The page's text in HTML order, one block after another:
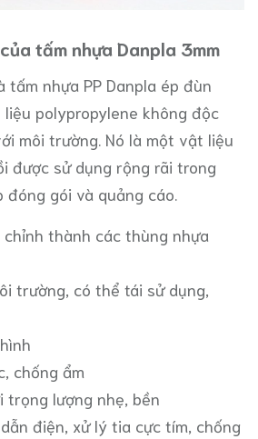
tấm nhựa Danpla 3mm
tấm nhựa PP Danpla ép đùn
polypropylene không độc
môi trường. Nó là một vật liệu
được sử dụng rộng rãi trong
đóng gói và quảng cáo.
thành các thùng nhựa
trường, có thể tái sử dụng,
chống ẩm
lượng nhẹ, bền
điện, xử lý tia cực tím, chống